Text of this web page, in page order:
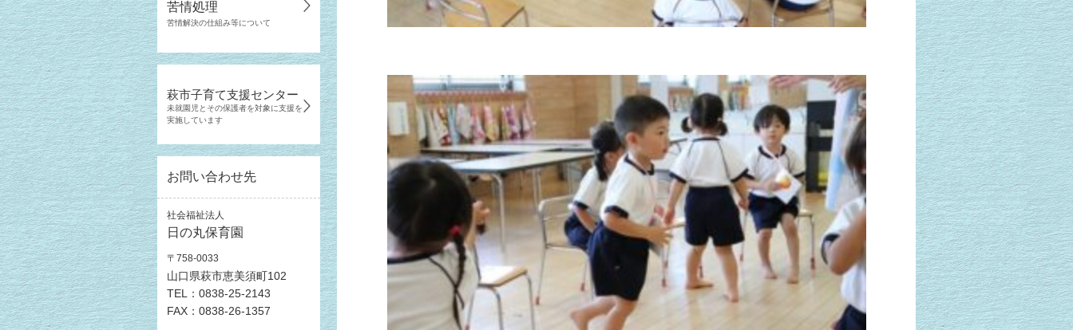
苦情処理
苦情解決の仕組み等について
萩市子育て支援センター
未就園児とその保護者を対象に支援を
実施しています
お問い合わせ先
社会福祉法人
日の丸保育園
〒758-0033
山口県萩市恵美須町102
TEL：0838-25-2143
FAX：0838-26-1357